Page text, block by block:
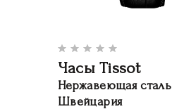
Часы Tissot
Нержавеющая сталь
Швейцария